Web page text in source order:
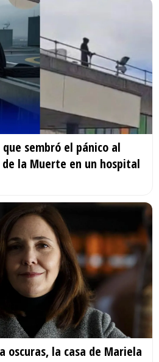
sembró el pánico al
la Muerte en un hospital
oscuras, la casa de Mariela